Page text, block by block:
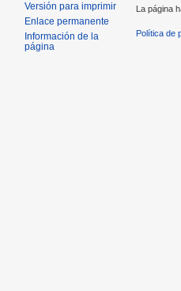
Versión para imprimir
Enlace permanente
Información de la
página
La página
Política de